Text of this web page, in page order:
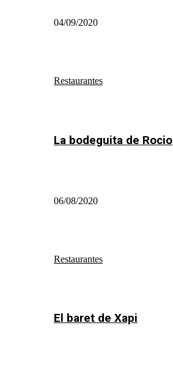
04/09/2020
Restaurantes
La bodeguita de Rocio
06/08/2020
Restaurantes
El baret de Xapi